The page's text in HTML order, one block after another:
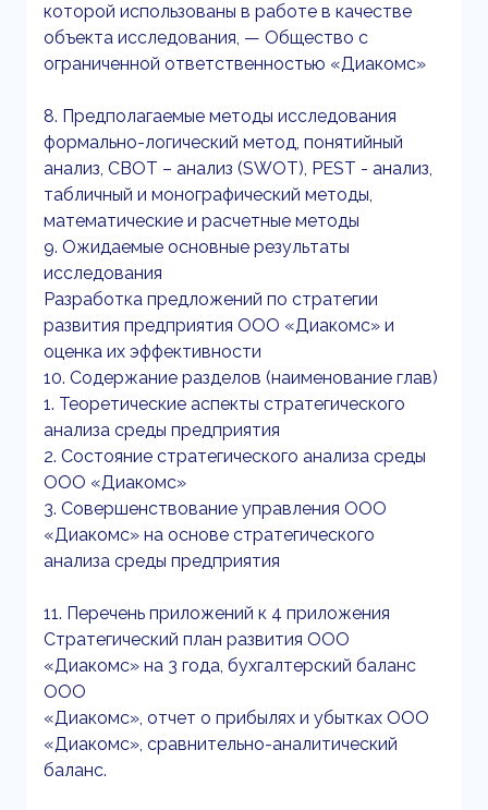
которой использованы в работе в качестве
объекта исследования, — Общество с
ограниченной ответственностью «Диакомс»
8. Предполагаемые методы исследования
формально-логический метод, понятийный
анализ, СВОТ – анализ (SWOT), PEST - анализ,
табличный и монографический методы,
математические и расчетные методы
9. Ожидаемые основные результаты
исследования
Разработка предложений по стратегии
развития предприятия ООО «Диакомс» и
оценка их эффективности
10. Содержание разделов (наименование глав)
1. Теоретические аспекты стратегического
анализа среды предприятия
2. Состояние стратегического анализа среды
ООО «Диакомс»
3. Совершенствование управления ООО
«Диакомс» на основе стратегического
анализа среды предприятия
11. Перечень приложений к 4 приложения
Стратегический план развития ООО
«Диакомс» на 3 года, бухгалтерский баланс
ООО
«Диакомс», отчет о прибылях и убытках ООО
«Диакомс», сравнительно-аналитический
баланс.